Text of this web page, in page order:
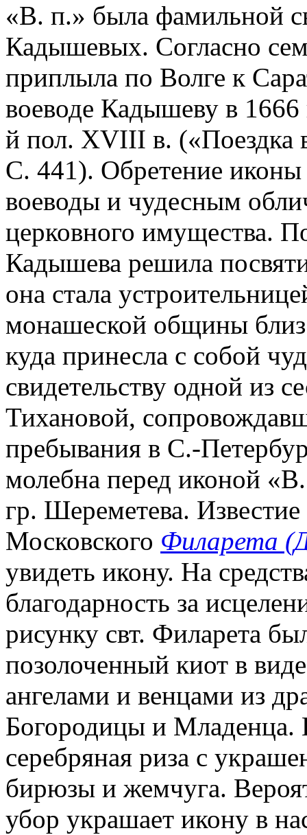
«В. п.» была фамильной
Кадышевых. Согласно
приплыла по Волге к
воеводе Кадышеву в 1666
й пол. XVIII в. («Поездка
С. 441). Обретение иконы
воеводы и чудесным
церковного имущества.
Кадышева решила
она стала
монашеской общины близ
куда принесла с собой
свидетельству одной из
Тихановой,
пребывания в С.-
молебна перед иконой
гр. Шереметева.
Московского Филарета
увидеть икону. На
благодарность за
рисунку свт. Филарета
позолоченный киот в
ангелами и венцами из
Богородицы и Младенца.
серебряная риза с
бирюзы и жемчуга.
убор украшает икону в